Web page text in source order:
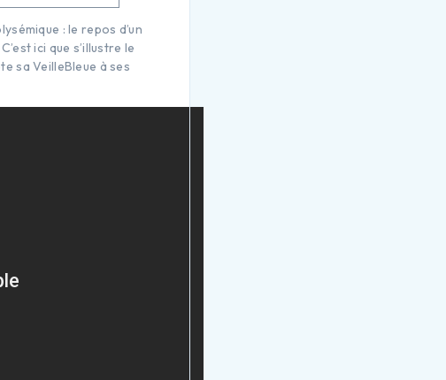
: le repos d’un
ici que s’illustre le
sa VeilleBleue à ses